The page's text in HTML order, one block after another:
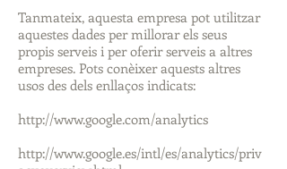
Tanmateix, aquesta empresa pot utilitzar
aquestes dades per millorar els seus
propis serveis i per oferir serveis a altres
empreses. Pots conèixer aquests altres
usos des dels enllaços indicats:
http://www.google.com/analytics
http://www.google.es/intl/es/analytics/priv